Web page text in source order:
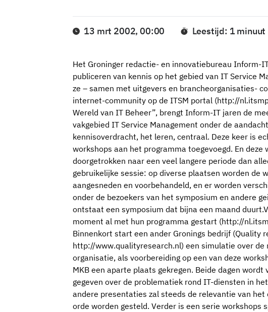
13 mrt 2002, 00:00 Leestijd: 1 minuut
Het Groninger redactie- en innovatiebureau Inform-
publiceren van kennis op het gebied van IT Service
ze – samen met uitgevers en brancheorganisaties-
internet-community op de ITSM portal (http://
Wereld van IT Beheer”, brengt Inform-IT jaren de
vakgebied IT Service Management onder de
kennisoverdracht, het leren, centraal. Deze keer is
workshops aan het programma toegevoegd. En deze
doorgetrokken naar een veel langere periode dan
gebruikelijke sessie: op diverse plaatsen worden de
aangesneden en voorbehandeld, en er worden
onder de bezoekers van het symposium en andere
ontstaat een symposium dat bijna een maand
moment al met hun programma gestart (http://
Binnenkort start een ander Gronings bedrijf (Quality
http://www.qualityresearch.nl) een simulatie over de
organisatie, als voorbereiding op een van deze
MKB een aparte plaats gekregen. Beide dagen
gegeven over de problematiek rond IT-diensten in
andere presentaties zal steeds de relevantie van het
orde worden gesteld. Verder is een serie workshops